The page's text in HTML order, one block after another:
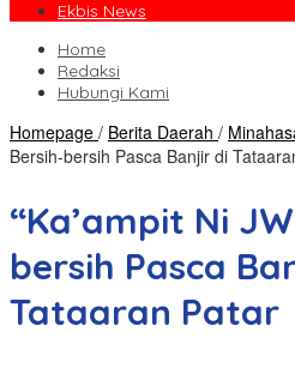
Ekbis News
Home
Redaksi
Hubungi Kami
Homepage / Berita Daerah /
Bersih-bersih Pasca Banjir di
“Ka’ampit Ni
bersih Pasca
Tataaran Patar